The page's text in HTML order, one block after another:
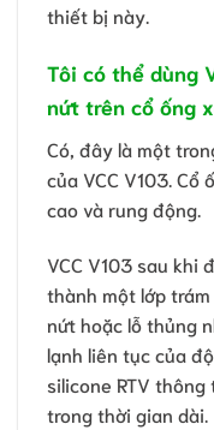
thiết bị này.
Tôi có thể dùng
nứt trên cổ ống
Có, đây là một
của VCC V103.
cao và rung động.
VCC V103 sau khi
thành một lớp
nứt hoặc lỗ thủng
lạnh liên tục của
silicone RTV
trong thời gian dài.